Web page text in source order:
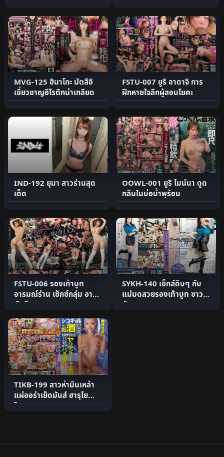
แห่งมินาโตะ
บริสุทธิ์
MVG-125 ฮินาโกะ มัตสึอิ
เชี่ยวชาญอีโรติกน่าเกลียด
FSTU-007 ยูริ อาดาจิ การ
ฝึกหายใจลึกผู้สอนโยคะ
IND-192 ยุมา สาวร่านสุด
เด็ด
OOWL-001 ยูริ ไมน์นา ดูด
กลืนในบ่อน้ำพุร้อน
FSTU-006 รองเท้าบูท
อารมณ์ร่าน เซ็กซ์กลุ่ม อายุมิ
นัตสึกาวะ
SYKH-140 เซ็กส์ดิบๆ กับ
แม่มดสวยรองเท้าบูท ซาวะ
ซัง 37
TIKB-199 สาวห่ามึนเหล้า
แผ่ออร่าเย็ดมันส์ ฮารุโย
โมชา